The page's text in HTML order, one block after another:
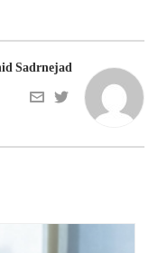
Sadrnejad